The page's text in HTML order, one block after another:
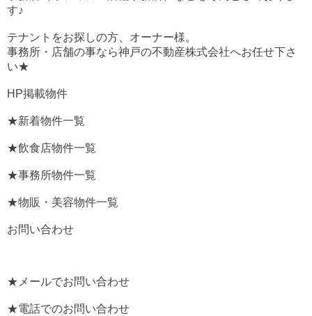
す♪
テナントをお探しの方、オーナー様。
事務所・店舗の事なら神戸の不動産株式会社へお任せ下さ
い★
HP掲載物件
★新着物件一覧
★飲食店物件一覧
★事務所物件一覧
★物販・美容物件一覧
お問い合わせ
★メールでお問い合わせ
★電話でのお問い合わせ